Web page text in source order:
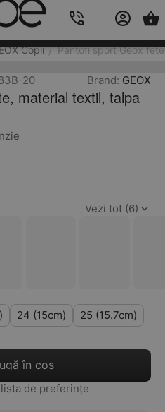
Copii / Pantofi sport Geox
20 Brand: GEOX
material textil, talpa
Vezi tot (6)
24 (15cm)
25 (15.7cm)
în coș
de preferințe
Cos